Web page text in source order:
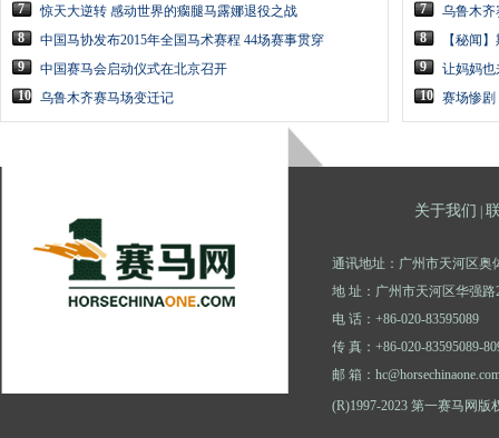
7
惊天大逆转 感动世界的瘸腿马露娜退役之战
8
中国马协发布2015年全国马术赛程 44场赛事贯穿
9
中国赛马会启动仪式在北京召开
10 乌鲁木齐赛马场变迁记
7
乌鲁木齐
8
【秘闻
9
让妈妈也
10 赛场惨剧
关于我们
通讯地址：广州市天河区奥
地 址：广州市天河区华强路
电 话：+86-020-83595089
传 真：+86-020-83595089-
邮 箱：
(R)1997-2023 第一赛马网版